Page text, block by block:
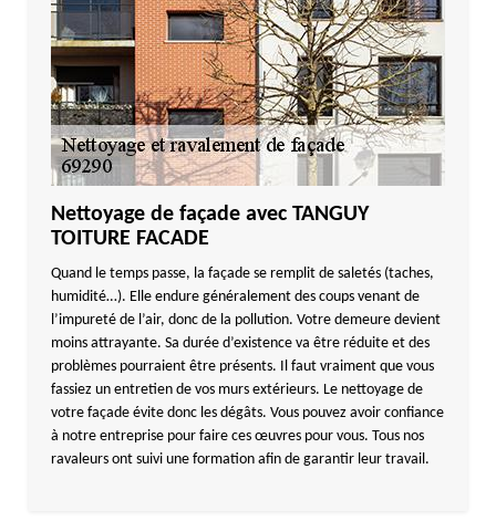
Nettoyage de façade avec TANGUY
TOITURE FACADE
Quand le temps passe, la façade se remplit de saletés (taches,
humidité…). Elle endure généralement des coups venant de
l’impureté de l’air, donc de la pollution. Votre demeure devient
moins attrayante. Sa durée d’existence va être réduite et des
problèmes pourraient être présents. Il faut vraiment que vous
fassiez un entretien de vos murs extérieurs. Le nettoyage de
votre façade évite donc les dégâts. Vous pouvez avoir confiance
à notre entreprise pour faire ces œuvres pour vous. Tous nos
ravaleurs ont suivi une formation afin de garantir leur travail.